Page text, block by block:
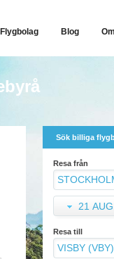
Flygbolag Blog
Sök billiga
Resa från
21
Resa till